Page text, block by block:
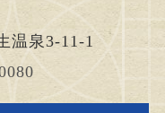
温泉3-11-1